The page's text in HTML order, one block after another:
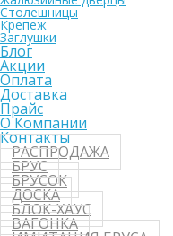
Столешницы
Крепеж
Заглушки
Блог
Акции
Оплата
Доставка
Прайс
О Компании
Контакты
РАСПРОДАЖА
БРУС
БРУСОК
ДОСКА
БЛОК-ХАУС
ВАГОНКА